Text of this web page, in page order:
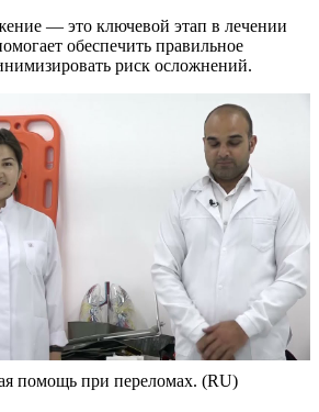
— это ключевой этап в лечении
обеспечить правильное
риск осложнений.
помощь при переломах. (RU)